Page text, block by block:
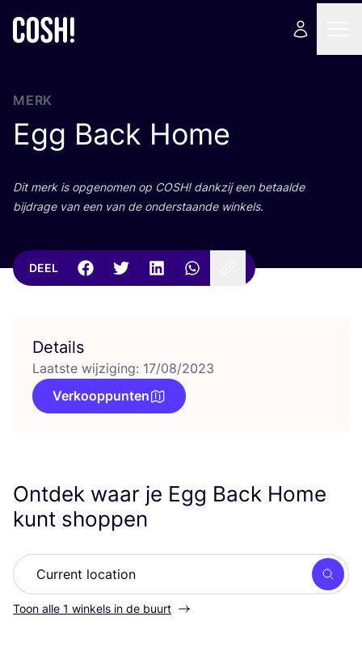
MERK
Egg Back Home
Dit merk is opge­no­men op COSH! dank­zij een betaal­de
bij­dra­ge van een van de onder­staan­de winkels.
DEEL
Details
Laatste wijziging: 17/08/2023
Verkooppunten
Ontdek waar je Egg Back Home
kunt shoppen
Zoek
Toon alle 1 winkels in de buurt